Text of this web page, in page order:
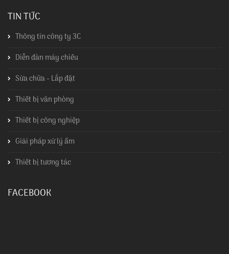
TIN TỨC
Thông tin công ty 3C
Diễn đàn máy chiếu
Sửa chữa - Lắp đặt
Thiết bị văn phòng
Thiết bị công nghiệp
Giải pháp xử lý ẩm
Thiết bị tương tác
FACEBOOK